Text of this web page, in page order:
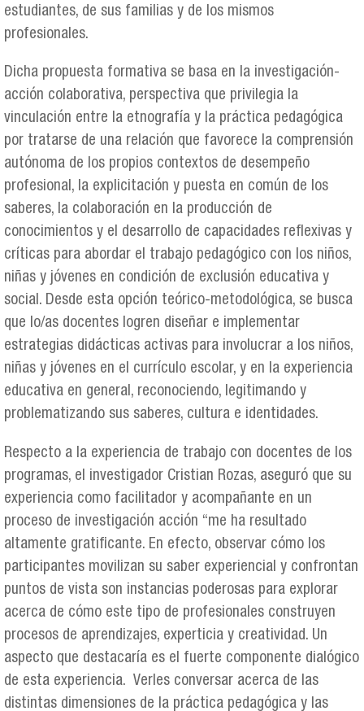
estudiantes, de sus familias y de los mismos
profesionales.
Dicha propuesta formativa se basa en la investigación-
acción colaborativa, perspectiva que privilegia la
vinculación entre la etnografía y la práctica pedagógica
por tratarse de una relación que favorece la comprensión
autónoma de los propios contextos de desempeño
profesional, la explicitación y puesta en común de los
saberes, la colaboración en la producción de
conocimientos y el desarrollo de capacidades reflexivas y
críticas para abordar el trabajo pedagógico con los niños,
niñas y jóvenes en condición de exclusión educativa y
social. Desde esta opción teórico-metodológica, se busca
que lo/as docentes logren diseñar e implementar
estrategias didácticas activas para involucrar a los niños,
niñas y jóvenes en el currículo escolar, y en la experiencia
educativa en general, reconociendo, legitimando y
problematizando sus saberes, cultura e identidades.
Respecto a la experiencia de trabajo con docentes de los
programas, el investigador Cristian Rozas, aseguró que su
experiencia como facilitador y acompañante en un
proceso de investigación acción “me ha resultado
altamente gratificante. En efecto, observar cómo los
participantes movilizan su saber experiencial y confrontan
puntos de vista son instancias poderosas para explorar
acerca de cómo este tipo de profesionales construyen
procesos de aprendizajes, experticia y creatividad. Un
aspecto que destacaría es el fuerte componente dialógico
de esta experiencia. Verles conversar acerca de las
distintas dimensiones de la práctica pedagógica y las